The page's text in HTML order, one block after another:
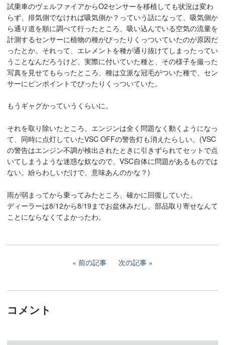
試乗車のヴェルファイアからO2センサーを移植しても状況は変わ
らず、排気側でなければ吸気側か？っていう話になって、吸気側か
ら通り道を順に調べて行ったところ、吸い込んでいる空気の流量を
計測するセンサーに植物の種がぴったりくっついていたのが原因だ
ったとか。それって、エレメントを種が通り抜けてしまったってい
うことなんだろうけど、実際に付いていた種と、その様子を撮った
写真を見せてもらったところ、種は立派な冠毛がついた種で、セン
サーにピンポイントでぴったりくっついていた。
もうギャグかっていうくらいに。
それを取り除いたところ、エンジンは全く問題なく動くようになっ
て、同時に点灯していたVSC OFFの警告灯も消えたらしい。(VSC
の警告はエンジン不調が検出されたときに引きずられてセットで点
いてしまうような迷惑な奴なので、VSC自体に問題があるものでは
ない。紛らわしいだけで、意味あんのかな？)
雨が弱まってから乗ってみたところ、確かに回復していた。
ディーラーは8/12から8/19までお盆休みだし、部品取り寄せなんて
ことにならなくてよかったわ。
前の記事 次の記事
コメント